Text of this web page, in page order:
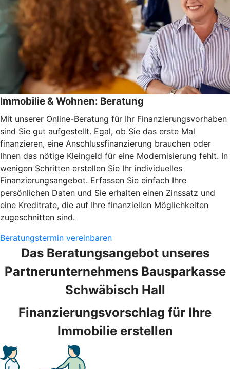
Immobilie & Wohnen: Beratung
Mit unserer Online-Beratung für Ihr Finanzierungsvorhaben
sind Sie gut aufgestellt. Egal, ob Sie das erste Mal
finanzieren, eine Anschlussfinanzierung brauchen oder
Ihnen das nötige Kleingeld für eine Modernisierung fehlt. In
wenigen Schritten erstellen Sie Ihr individuelles
Finanzierungsangebot. Erfassen Sie einfach Ihre
persönlichen Daten und Sie erhalten einen Zinssatz und
eine Kreditrate, die auf Ihre finanziellen Möglichkeiten
zugeschnitten sind.
Beratungstermin vereinbaren
Das Beratungsangebot unseres
Partnerunternehmens Bausparkasse
Schwäbisch Hall
Finanzierungsvorschlag für Ihre
Immobilie erstellen